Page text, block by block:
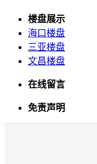
楼盘展示
海口楼盘
三亚楼盘
文昌楼盘
在线留言
免责声明